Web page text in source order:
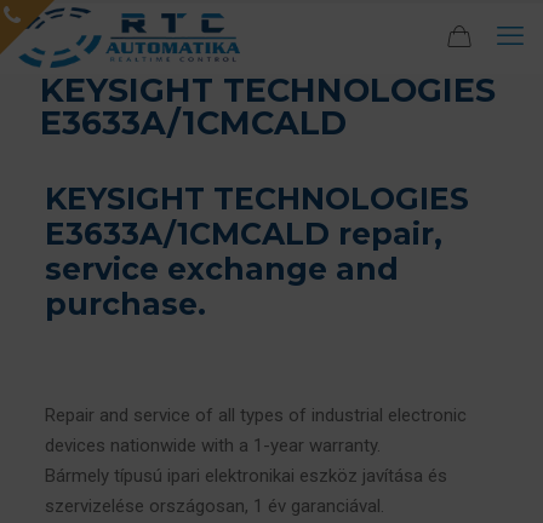
KEYSIGHT TECHNOLOGIES
E3633A/1CMCALD
KEYSIGHT TECHNOLOGIES
E3633A/1CMCALD repair,
service exchange and
purchase.
Repair and service of all types of industrial electronic
devices nationwide with a 1-year warranty.
Bármely típusú ipari elektronikai eszköz javítása és
szervizelése országosan, 1 év garanciával.